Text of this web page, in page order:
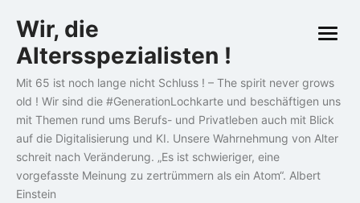
to
content
Wir, die
Altersspezialisten !
Mit 65 ist noch lange nicht Schluss ! – The spirit never grows
old ! Wir sind die #GenerationLochkarte und beschäftigen uns
mit Themen rund ums Berufs- und Privatleben auch mit Blick
auf die Digitalisierung und KI. Unsere Wahrnehmung von Alter
schreit nach Veränderung. „Es ist schwieriger, eine
vorgefasste Meinung zu zertrümmern als ein Atom“. Albert
Einstein
open